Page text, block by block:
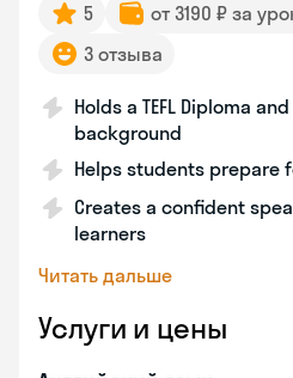
5 от 3190 ₽ за
3 отзыва
Holds a TEFL Diploma
background
Helps students prepare
Creates a confident
learners
Читать дальше
Услуги и цены